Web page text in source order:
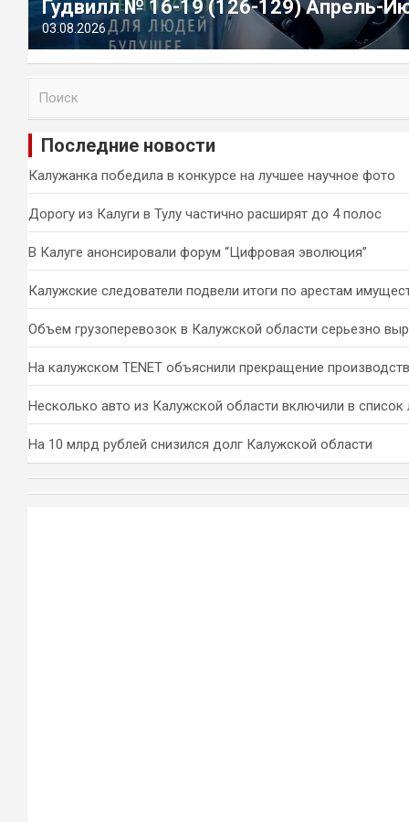
Гудвилл № 16-19 (126-129) Апрель-
03.08.2026
и
Последние новости
Калужанка победила в конкурсе на лучшее научное фото
Дорогу из Калуги в Тулу частично расширят до 4 полос
В Калуге анонсировали форум “Цифровая эволюция”
Калужские следователи подвели итоги по арестам
Объем грузоперевозок в Калужской области серьезно
На калужском TENET объяснили прекращение
Несколько авто из Калужской области включили в список
На 10 млрд рублей снизился долг Калужской области